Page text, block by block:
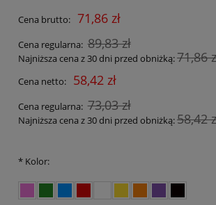
Cena brutto: 71,86 zł
Cena regularna: 89,83 zł
Najniższa cena z 30 dni przed obniżką:71,86
Cena netto: 58,42 zł
Cena regularna: 73,03 zł
Najniższa cena z 30 dni przed obniżką:58,42
* Kolor: